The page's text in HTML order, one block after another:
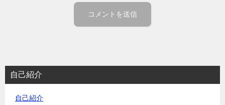
自己紹介
自己紹介